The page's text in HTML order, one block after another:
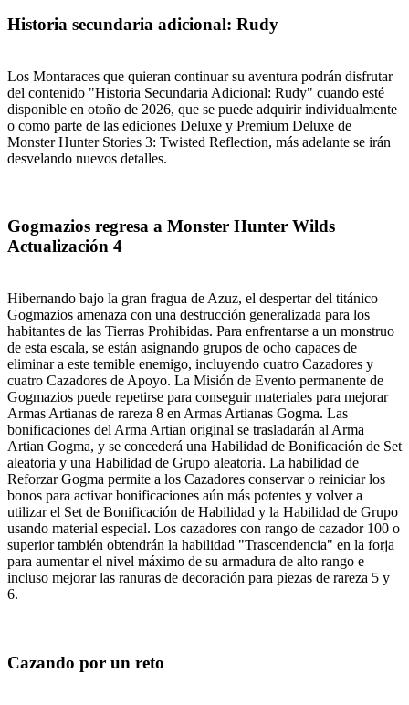
Historia secundaria adicional: Rudy
Los Montaraces que quieran continuar su aventura podrán disfrutar
del contenido "Historia Secundaria Adicional: Rudy" cuando esté
disponible en otoño de 2026, que se puede adquirir individualmente
o como parte de las ediciones Deluxe y Premium Deluxe de
Monster Hunter Stories 3: Twisted Reflection, más adelante se irán
desvelando nuevos detalles.
Gogmazios regresa a Monster Hunter Wilds
Actualización 4
Hibernando bajo la gran fragua de Azuz, el despertar del titánico
Gogmazios amenaza con una destrucción generalizada para los
habitantes de las Tierras Prohibidas. Para enfrentarse a un monstruo
de esta escala, se están asignando grupos de ocho capaces de
eliminar a este temible enemigo, incluyendo cuatro Cazadores y
cuatro Cazadores de Apoyo. La Misión de Evento permanente de
Gogmazios puede repetirse para conseguir materiales para mejorar
Armas Artianas de rareza 8 en Armas Artianas Gogma. Las
bonificaciones del Arma Artian original se trasladarán al Arma
Artian Gogma, y se concederá una Habilidad de Bonificación de Set
aleatoria y una Habilidad de Grupo aleatoria. La habilidad de
Reforzar Gogma permite a los Cazadores conservar o reiniciar los
bonos para activar bonificaciones aún más potentes y volver a
utilizar el Set de Bonificación de Habilidad y la Habilidad de Grupo
usando material especial. Los cazadores con rango de cazador 100 o
superior también obtendrán la habilidad "Trascendencia" en la forja
para aumentar el nivel máximo de su armadura de alto rango e
incluso mejorar las ranuras de decoración para piezas de rareza 5 y
6.
Cazando por un reto